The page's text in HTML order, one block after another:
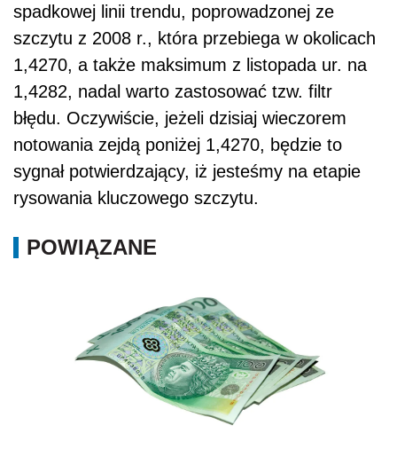
spadkowej linii trendu, poprowadzonej ze
szczytu z 2008 r., która przebiega w okolicach
1,4270, a także maksimum z listopada ur. na
1,4282, nadal warto zastosować tzw. filtr
błędu. Oczywiście, jeżeli dzisiaj wieczorem
notowania zejdą poniżej 1,4270, będzie to
sygnał potwierdzający, iż jesteśmy na etapie
rysowania kluczowego szczytu.
POWIĄZANE